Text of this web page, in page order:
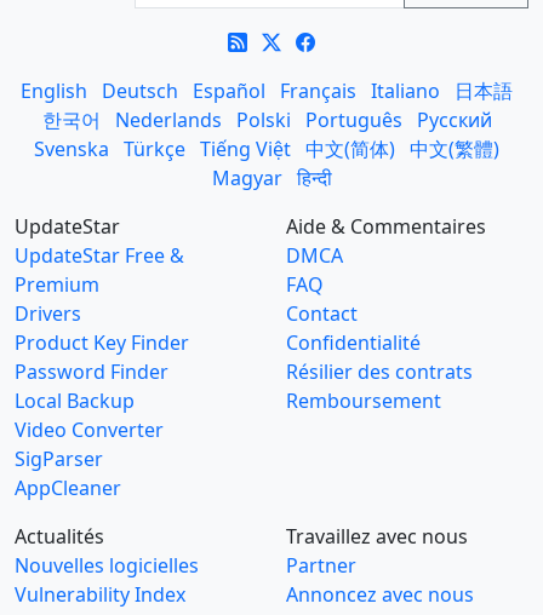
English Deutsch Español Français Italiano
日本語
한국어
Nederlands Polski Português
Русский
Svenska Türkçe Tiếng Việt 中文(简体) 中文(繁體)
Magyar हिन्दी
UpdateStar
UpdateStar Free &
Premium
Drivers
Product Key Finder
Password Finder
Local Backup
Video Converter
SigParser
AppCleaner
Aide & Commentaires
DMCA
FAQ
Contact
Confidentialité
Résilier des contrats
Remboursement
Actualités
Nouvelles logicielles
Vulnerability Index
Travaillez avec nous
Partner
Annoncez avec nous